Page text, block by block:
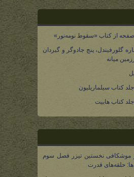
گلورفیندل، پنج جادوگر و گیردان
کتاب سیلماریلیون
کتاب هابیت
موشکافی نخستین تیزر فصل سوم
حلقه‌های قدرت